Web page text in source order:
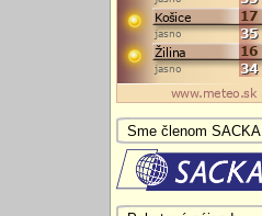
Sme členom SACKA